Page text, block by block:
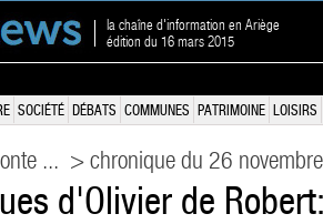
la chaîne d'information en Ariège
édition du 16 mars 2015
SOCIÉTÉ DÉBATS COMMUNES PATRIMOINE LOISIRS
... > chronique du 26
d'Olivier de